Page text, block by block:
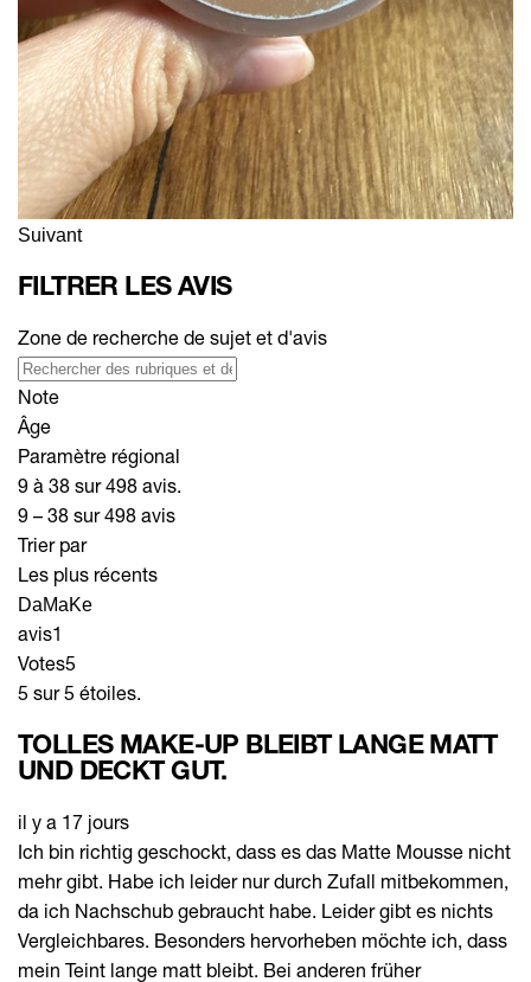
Suivant
FILTRER LES AVIS
Zone de recherche de sujet et d'avis
Note
Âge
Paramètre régional
9 à 38 sur 498 avis.
9 – 38 sur 498 avis
Trier par
Les plus récents
DaMaKe
avis1
Votes5
5 sur 5 étoiles.
TOLLES MAKE-UP BLEIBT LANGE MATT
UND DECKT GUT.
il y a 17 jours
Ich bin richtig geschockt, dass es das Matte Mousse nicht
mehr gibt. Habe ich leider nur durch Zufall mitbekommen,
da ich Nachschub gebraucht habe. Leider gibt es nichts
Vergleichbares. Besonders hervorheben möchte ich, dass
mein Teint lange matt bleibt. Bei anderen früher